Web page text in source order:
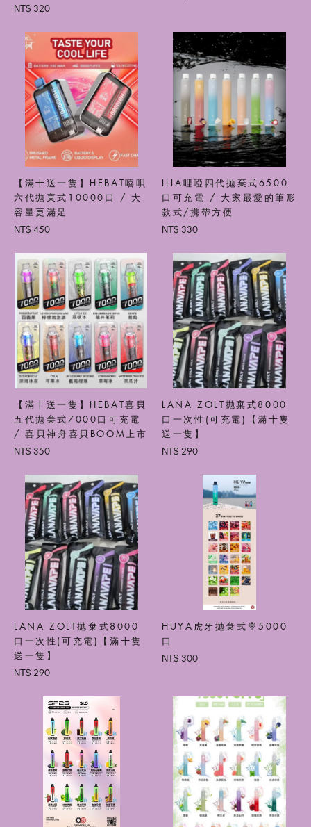
NT$ 320
【滿十送一隻】HEBAT嘻唄
六代拋棄式10000口 / 大
容量更滿足
NT$ 450
ILIA哩啞四代拋棄式6500
口可充電 / 大家最愛的筆形
款式/携帶方便
NT$ 330
【滿十送一隻】HEBAT喜貝
五代拋棄式7000口可充電
/ 喜貝神舟喜貝BOOM上市
NT$ 350
LANA ZOLT抛棄式8000
口一次性(可充電)【滿十隻
送一隻】
NT$ 290
LANA ZOLT抛棄式8000
口一次性(可充電)【滿十隻
送一隻】
NT$ 290
HUYA虎牙抛棄式🍭5000
口
NT$ 300